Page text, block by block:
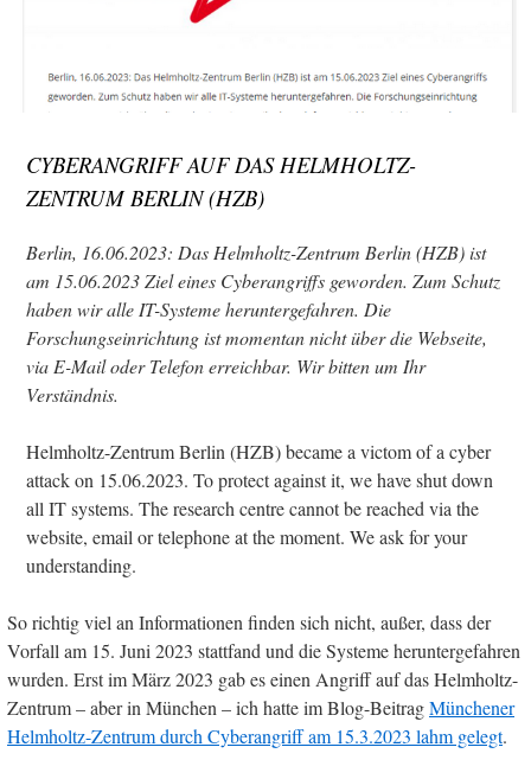
CYBERANGRIFF AUF DAS HELMHOLTZ-
ZENTRUM BERLIN (HZB)
Berlin, 16.06.2023: Das Helmholtz-Zentrum Berlin (HZB) ist
am 15.06.2023 Ziel eines Cyberangriffs geworden. Zum Schutz
haben wir alle IT-Systeme heruntergefahren. Die
Forschungseinrichtung ist momentan nicht über die Webseite,
via E-Mail oder Telefon erreichbar. Wir bitten um Ihr
Verständnis.
Helmholtz-Zentrum Berlin (HZB) became a victom of a cyber
attack on 15.06.2023. To protect against it, we have shut down
all IT systems. The research centre cannot be reached via the
website, email or telephone at the moment. We ask for your
understanding.
So richtig viel an Informationen finden sich nicht, außer, dass der
Vorfall am 15. Juni 2023 stattfand und die Systeme heruntergefahren
wurden. Erst im März 2023 gab es einen Angriff auf das Helmholtz-
Zentrum – aber in München – ich hatte im Blog-BeitragMünchener
Helmholtz-Zentrum durch Cyberangriff am 15.3.2023 lahm gelegt.